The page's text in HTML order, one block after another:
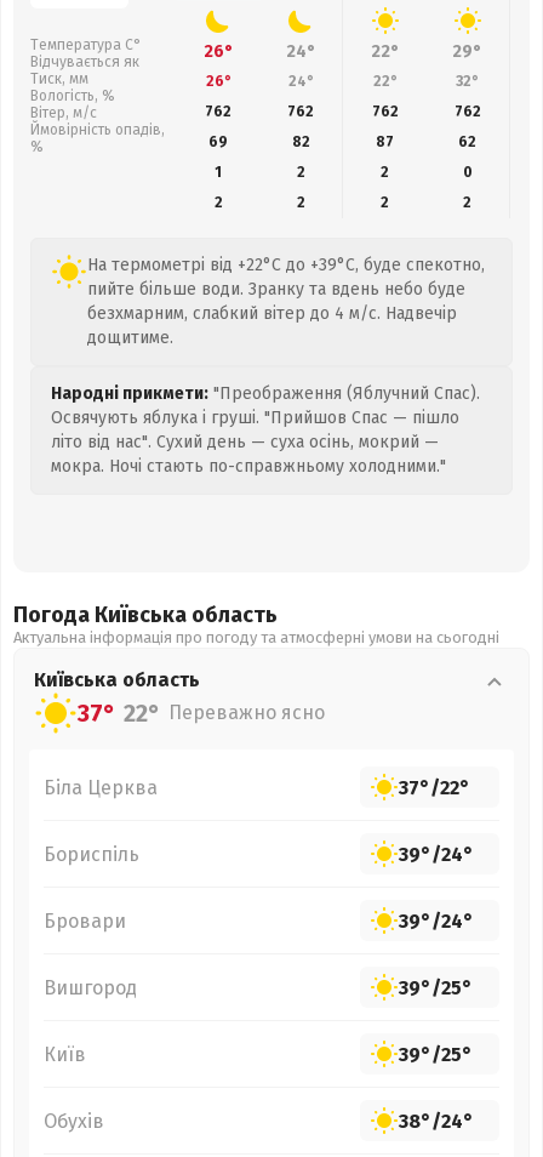
Температура С°
Відчувається як
Тиск, мм
Вологість, %
Вітер, м/с
Ймовірність опадів,
%
26° 24° 22° 29°
26° 24° 22° 32°
762
762 762 762
69
82 87 62
1
2 2
0
2
2 2 2
На термометрі від +22°C до +39°C, буде спекотно,
пийте більше води. Зранку та вдень небо буде
безхмарним, слабкий вітер до 4 м/с. Надвечір
дощитиме.
Народні прикмети: "Преображення (Яблучний Спас).
Освячують яблука і груші. "Прийшов Спас — пішло
літо від нас". Сухий день — суха осінь, мокрий —
мокра. Ночі стають по-справжньому холодними."
Погода Київська область
Актуальна інформація про погоду та атмосферні умови на сьогодні
Київська область
37° 22° Переважно ясно
Біла Церква 37°/22°
Бориспіль 39°/24°
Бровари 39°/24°
Вишгород 39°/25°
Київ 39°/25°
Обухів 38°/24°